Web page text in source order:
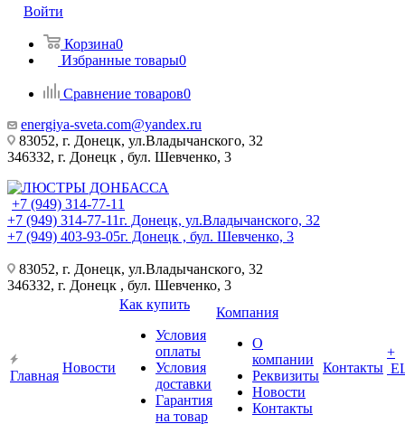
Войти
Корзина0
Избранные товары0
Сравнение товаров0
energiya-sveta.com@yandex.ru
83052, г. Донецк, ул.Владычанского, 32
346332, г. Донецк , бул. Шевченко, 3
+7 (949) 314-77-11
+7 (949) 314-77-11г. Донецк, ул.Владычанского, 32
+7 (949) 403-93-05г. Донецк , бул. Шевченко, 3
83052, г. Донецк, ул.Владычанского, 32
346332, г. Донецк , бул. Шевченко, 3
Главная
Новости
Как купить
Условия
оплаты
Условия
доставки
Гарантия
на товар
Компания
О
компании
Реквизиты
Новости
Контакты
Контакты
+